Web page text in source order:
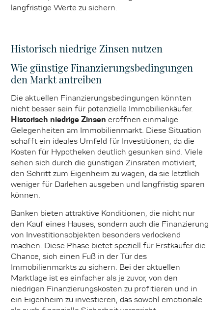
langfristige Werte zu sichern.
Historisch niedrige Zinsen nutzen
Wie günstige Finanzierungsbedingungen
den Markt antreiben
Die aktuellen Finanzierungsbedingungen könnten
nicht besser sein für potenzielle Immobilienkäufer.
Historisch niedrige Zinsen eröffnen einmalige
Gelegenheiten am Immobilienmarkt. Diese Situation
schafft ein ideales Umfeld für Investitionen, da die
Kosten für Hypotheken deutlich gesunken sind. Viele
sehen sich durch die günstigen Zinsraten motiviert,
den Schritt zum Eigenheim zu wagen, da sie letztlich
weniger für Darlehen ausgeben und langfristig sparen
können.
Banken bieten attraktive Konditionen, die nicht nur
den Kauf eines Hauses, sondern auch die Finanzierung
von Investitionsobjekten besonders verlockend
machen. Diese Phase bietet speziell für Erstkäufer die
Chance, sich einen Fuß in der Tür des
Immobilienmarkts zu sichern. Bei der aktuellen
Marktlage ist es einfacher als je zuvor, von den
niedrigen Finanzierungskosten zu profitieren und in
ein Eigenheim zu investieren, das sowohl emotionale